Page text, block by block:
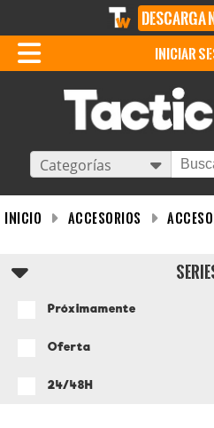
DESCARGA
iniciar
Categorías
INICIO Accesorios
Próximamente
Oferta
24/48H